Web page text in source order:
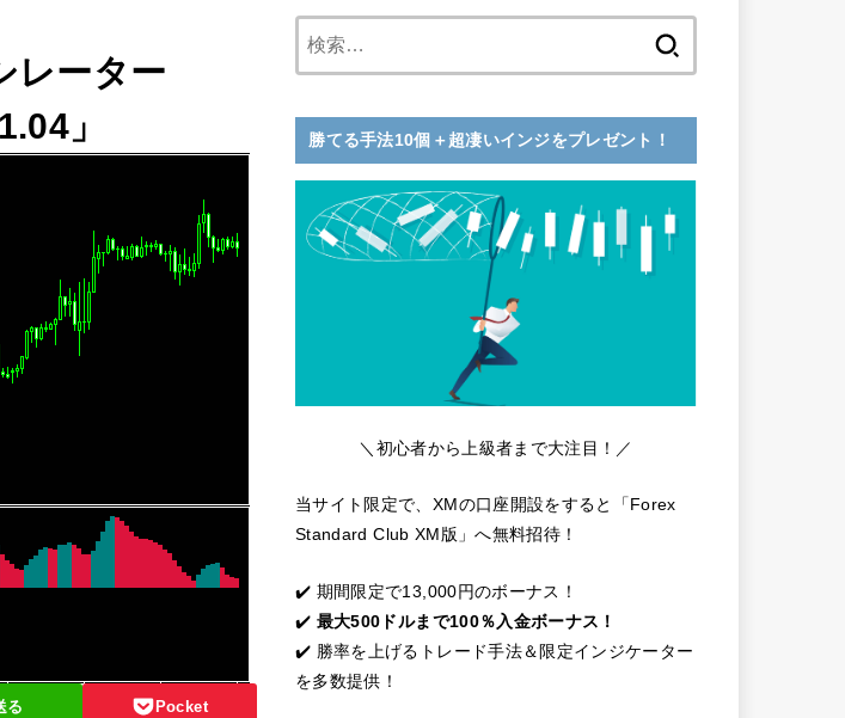
レーター
」
る Pocket
勝てる手法10個＋超凄いインジをプレゼント！
＼初心者から上級者まで大注目！／
当サイト限定で、XMの口座開設をすると「Forex
Standard Club XM版」へ無料招待！
✔️ 期間限定で13,000円のボーナス！
✔️ 最大500ドルまで100％入金ボーナス！
✔️ 勝率を上げるトレード手法＆限定インジケーター
を多数提供！